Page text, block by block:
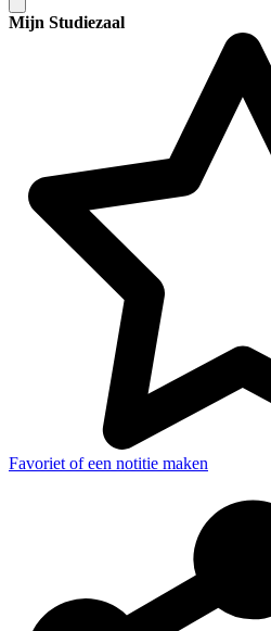
Mijn Studiezaal
Favoriet of een notitie maken